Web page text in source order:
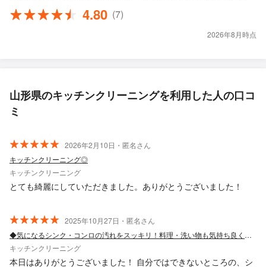
4.80 (7)
2026年8月時点
山形県のキッチンクリーニングを利用した人の口コ
ミ
2026年2月10日・匿名さん
キッチンクリーニング◎
キッチンクリーニング
とても綺麗にしていただきました。ありがとうございました！
2025年10月27日・匿名さん
◆気になるシンク・コンロの汚れをスッキリ！料理・洗い物も気持ち良く進行したい方へ
キッチンクリーニング
本日はありがとうございました！ 自分ではできないところの、シ